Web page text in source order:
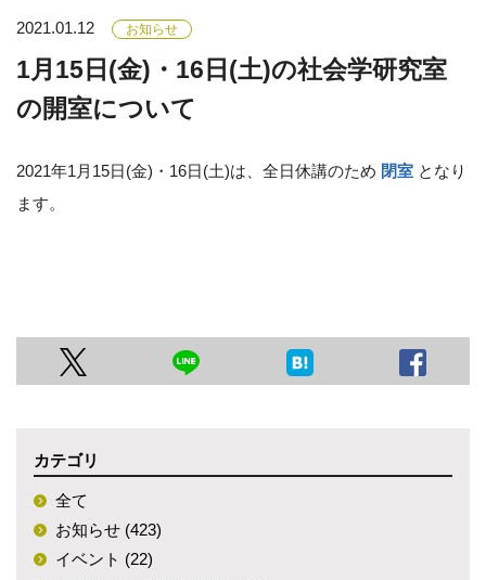
2021.01.12 お知らせ
1月15日(金)・16日(土)の社会学研究室
の開室について
2021年1月15日(金)・16日(土)は、全日休講のため 閉室 となり
ます。
カテゴリ
全て
お知らせ (423)
イベント (22)